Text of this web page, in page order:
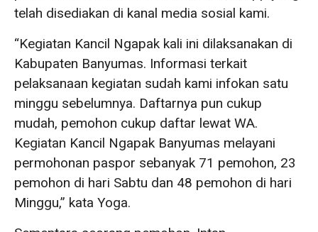
telah disediakan di kanal media sosial kami.
“Kegiatan Kancil Ngapak kali ini dilaksanakan di
Kabupaten Banyumas. Informasi terkait
pelaksanaan kegiatan sudah kami infokan satu
minggu sebelumnya. Daftarnya pun cukup
mudah, pemohon cukup daftar lewat WA.
Kegiatan Kancil Ngapak Banyumas melayani
permohonan paspor sebanyak 71 pemohon, 23
pemohon di hari Sabtu dan 48 pemohon di hari
Minggu,” kata Yoga.